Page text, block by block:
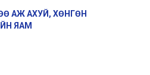
АЖ АХУЙ, ХӨНГӨН
ЯАМ